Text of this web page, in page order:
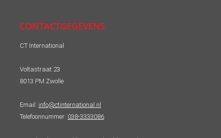
CONTACTGEGEVENS
CT International
Voltastraat 23
8013 PM Zwolle
Email: info@ctinternational.nl
Telefoonnummer: 038-3333086